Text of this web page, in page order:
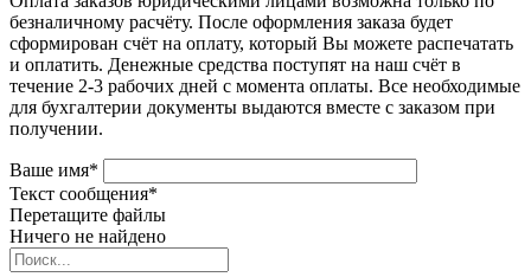
безналичному расчёту. После оформления заказа будет
сформирован счёт на оплату, который Вы можете распечатать
и оплатить. Денежные средства поступят на наш счёт в
течение 2-3 рабочих дней с момента оплаты. Все необходимые
для бухгалтерии документы выдаются вместе с заказом при
получении.
Ваше имя*
Текст сообщения*
Перетащите файлы
Ничего не найдено